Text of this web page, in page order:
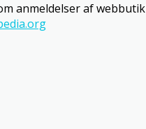
anmeldelser af